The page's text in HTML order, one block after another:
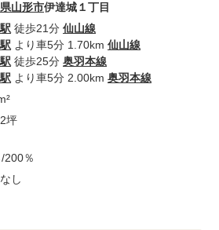
山形市伊達城１丁目
徒歩21分 仙山線
より車5分 1.70km 仙山線
徒歩25分 奥羽本線
より車5分 2.00km 奥羽本線
坪
200％
し